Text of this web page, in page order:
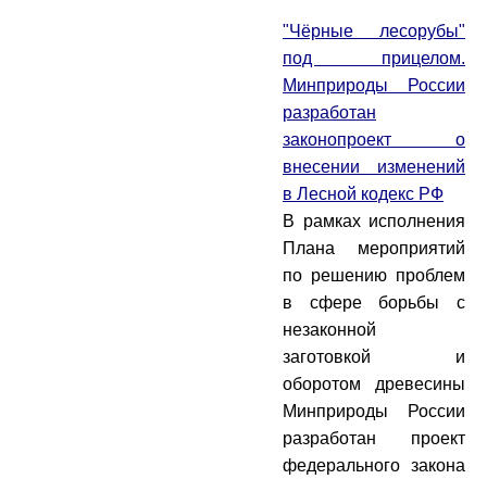
"Чёрные лесорубы"
под прицелом.
Минприроды России
разработан
законопроект о
внесении изменений
в Лесной кодекс РФ
В рамках исполнения
Плана мероприятий
по решению проблем
в сфере борьбы с
незаконной
заготовкой и
оборотом древесины
Минприроды России
разработан проект
федерального закона